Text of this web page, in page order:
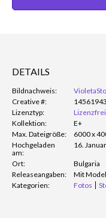
DETAILS
Bildnachweis:
Creative #:
Lizenztyp:
Lizenzfrei
Kollektion:
E+
Max. Dateigröße:
6000 x
Hochgeladen
am:
16.
Ort:
Bulgaria
Releaseangaben:
Mit
Kategorien:
Fotos